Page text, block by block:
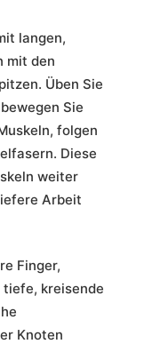
langen,
mit den
Üben Sie
Sie
folgen
Diese
weiter
Arbeit
Finger,
tiefe, kreisende
Knoten